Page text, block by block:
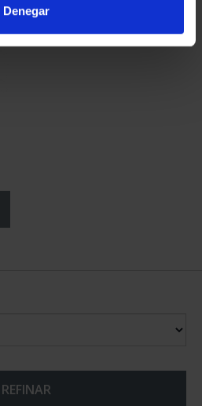
Denegar
REFINAR